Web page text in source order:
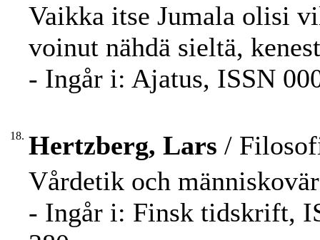
Vaikka itse Jumala olisi
voinut nähdä sieltä,
- Ingår i: Ajatus, ISSN
18. Hertzberg, Lars /
Vårdetik och
- Ingår i: Finsk tidskrift,